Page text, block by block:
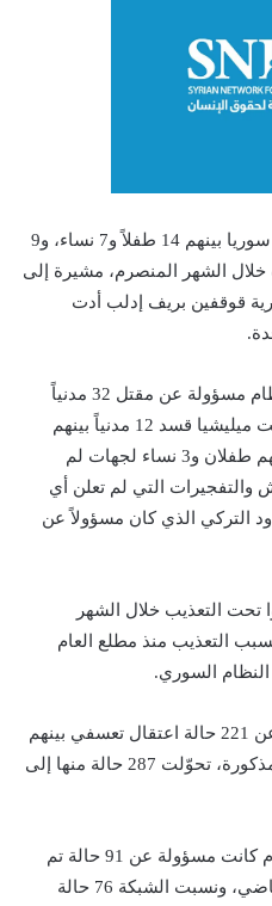
ووثقت الشبكة مقتل 72 مدنياً في سوريا بينهم 14 طفلاً و7 نساء، و9
الشهر المنصرم، مشيرة إلى
قوقفين بريف إدلب أدت
وأشارت الشبكة إلى أن قوات النظام مسؤولة عن مقتل 32 مدنياً
بينهم 10 أطفال و4 نساء، فيما قتلت ميليشيا قسد 12 مدنياً بينهم
طفلان، ونسبت مقتل 28 مدنياً بينهم طفلان و3 نساء لجهات لم
والتفجيرات التي لم تعلن أي
التركي الذي كان مسؤولاً عن
مدنيين قضوا تحت التعذيب خلال الشهر
التعذيب منذ مطلع العام
إلى ذلك أحصت الشبكة مالا يقلّ عن 221 حالة اعتقال تعسفي بينهم
19 طفلاً و14 امرأة خلال الفترة المذكورة، تحوّلت 287 حالة منها إلى
ولفتت الشبكة إلى أن قوات النظام كانت مسؤولة عن 91 حالة تم
الإفراج عن 9 منها خلال الشهر الماضي، ونسبت الشبكة 76 حالة